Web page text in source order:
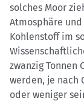
solches Moor
Atmosphäre
Kohlenstoff im
zwanzig Tonnen
werden, je nach
oder weniger